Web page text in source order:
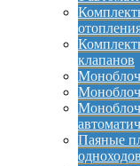
клапанов
Паяные